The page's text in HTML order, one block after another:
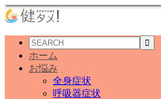
ホーム
お悩み
全身症状
呼吸器症状